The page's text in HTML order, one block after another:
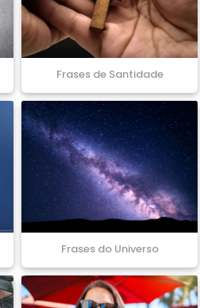
Frases de Santidade
Frases do Universo